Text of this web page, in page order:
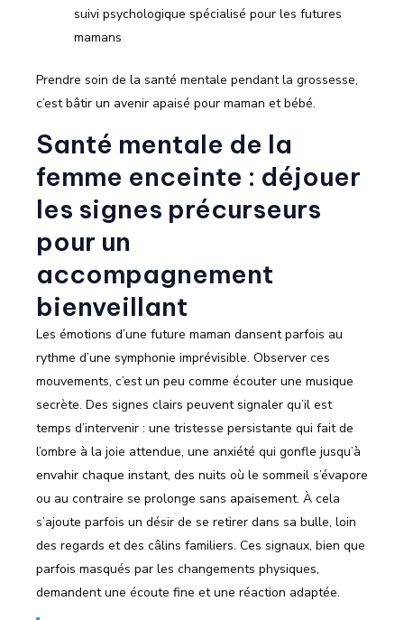
suivi psychologique spécialisé pour les futures
mamans
Prendre soin de la santé mentale pendant la grossesse,
c’est bâtir un avenir apaisé pour maman et bébé.
Santé mentale de la
femme enceinte : déjouer
les signes précurseurs
pour un
accompagnement
bienveillant
Les émotions d’une future maman dansent parfois au
rythme d’une symphonie imprévisible. Observer ces
mouvements, c’est un peu comme écouter une musique
secrète. Des signes clairs peuvent signaler qu’il est
temps d’intervenir : une tristesse persistante qui fait de
l’ombre à la joie attendue, une anxiété qui gonfle jusqu’à
envahir chaque instant, des nuits où le sommeil s’évapore
ou au contraire se prolonge sans apaisement. À cela
s’ajoute parfois un désir de se retirer dans sa bulle, loin
des regards et des câlins familiers. Ces signaux, bien que
parfois masqués par les changements physiques,
demandent une écoute fine et une réaction adaptée.